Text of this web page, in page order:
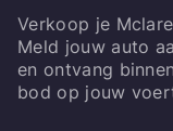
Verkoop je
Meld jouw auto
en ontvang
bod op jouw